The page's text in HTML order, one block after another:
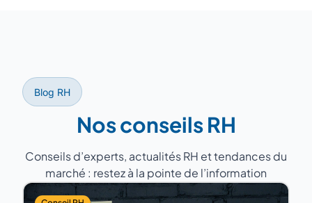
Blog RH
Nos conseils RH
Conseils d’experts, actualités RH et tendances du
marché : restez à la pointe de l’information